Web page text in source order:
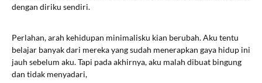
dengan diriku sendiri.
Perlahan, arah kehidupan minimalisku kian berubah. Aku tentu
belajar banyak dari mereka yang sudah menerapkan gaya hidup ini
jauh sebelum aku. Tapi pada akhirnya, aku malah dibuat bingung
dan tidak menyadari,